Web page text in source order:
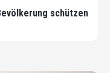
schützen